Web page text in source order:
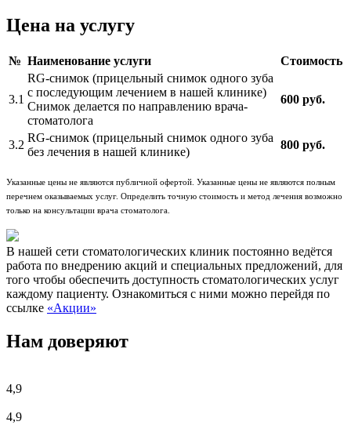
Цена на услугу
№ Наименование услуги Стоимость
3.1
RG-снимок (прицельный снимок одного зуба
с последующим лечением в нашей клинике)
Снимок делается по направлению врача-
стоматолога
600 руб.
3.2
RG-снимок (прицельный снимок одного зуба
без лечения в нашей клинике)
800 руб.
Указанные цены не являются публичной офертой. Указанные цены не являются полным
перечнем оказываемых услуг. Определить точную стоимость и метод лечения возможно
только на консультации врача стоматолога.
В нашей сети стоматологических клиник постоянно ведётся
работа по внедрению акций и специальных предложений, для
того чтобы обеспечить доступность стоматологических услуг
каждому пациенту. Ознакомиться с ними можно перейдя по
ссылке «Акции»
Нам доверяют
4,9
4,9